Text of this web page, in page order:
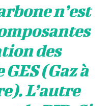
n’est
des
(Gaz à
L’autre